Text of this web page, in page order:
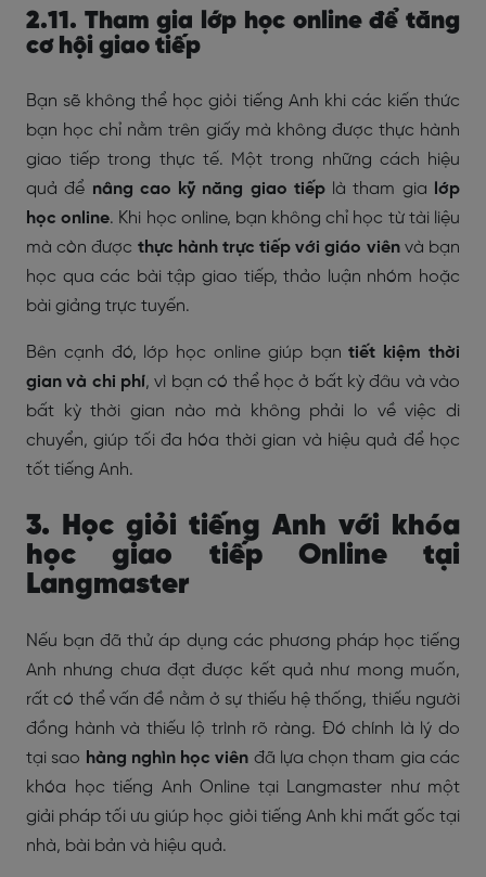
2.11. Tham gia lớp học online để tăng
cơ hội giao tiếp
Bạn sẽ không thể học giỏi tiếng Anh khi các kiến thức
bạn học chỉ nằm trên giấy mà không được thực hành
giao tiếp trong thực tế. Một trong những cách hiệu
quả để nâng cao kỹ năng giao tiếplà tham gia
lớp
học online. Khi học online, bạn không chỉ học từ tài liệu
mà còn được thực hành trực tiếp với giáo viênvà bạn
học qua các bài tập giao tiếp, thảo luận nhóm hoặc
bài giảng trực tuyến.
Bên cạnh đó, lớp học online giúp bạntiết kiệm thời
gian và chi phí, vì bạn có thể học ở bất kỳ đâu và vào
bất kỳ thời gian nào mà không phải lo về việc di
chuyển, giúp tối đa hóa thời gian và hiệu quả để học
tốt tiếng Anh.
3. Học giỏi tiếng Anh với khóa
học giao tiếp Online tại
Langmaster
Nếu bạn đã thử áp dụng các phương pháp học tiếng
Anh nhưng chưa đạt được kết quả như mong muốn,
rất có thể vấn đề nằm ở sự thiếu hệ thống, thiếu người
đồng hành và thiếu lộ trình rõ ràng. Đó chính là lý do
tại sao hàng nghìn học viên đã lựa chọn tham gia các
khóa học tiếng Anh Online tại Langmaster như một
giải pháp tối ưu giúp học giỏi tiếng Anh khi mất gốc tại
nhà, bài bản và hiệu quả.